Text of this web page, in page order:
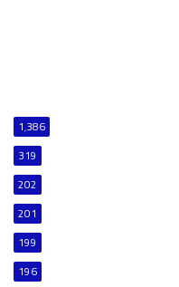
1٬386
319
202
201
199
196